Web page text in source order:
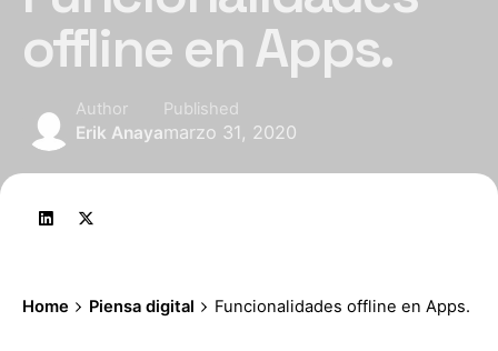
offline en Apps.
Author
Erik Anaya
Published
marzo 31, 2020
Home Piensa digital Funcionalidades offline en Apps.